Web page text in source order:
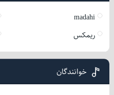
madahi
ریمکس
خوانندگان